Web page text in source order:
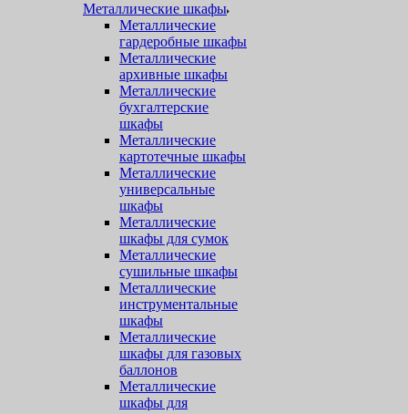
Металлические шкафы
Металлические
гардеробные шкафы
Металлические
архивные шкафы
Металлические
бухгалтерские
шкафы
Металлические
картотечные шкафы
Металлические
универсальные
шкафы
Металлические
шкафы для сумок
Металлические
сушильные шкафы
Металлические
инструментальные
шкафы
Металлические
шкафы для газовых
баллонов
Металлические
шкафы для